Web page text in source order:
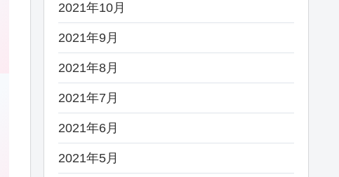
2021年10月
2021年9月
2021年8月
2021年7月
2021年6月
2021年5月